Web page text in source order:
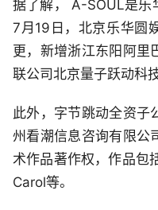
据了解， A-SOUL是乐
7月19日，北京乐华圆
更，新增浙江东阳阿里
联公司北京量子跃动科
此外，字节跳动全资子
州看潮信息咨询有限公
术作品著作权，作品包
Carol等。